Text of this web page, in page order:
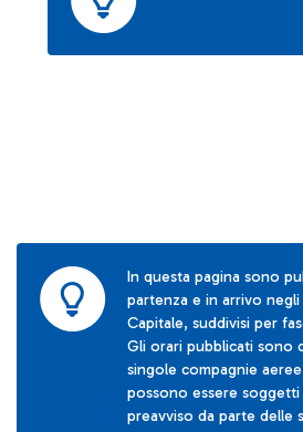
In questa pagina sono
partenza e in arrivo
Capitale, suddivisi per
Gli orari pubblicati sono
singole compagnie
possono essere soggetti
preavviso da parte delle